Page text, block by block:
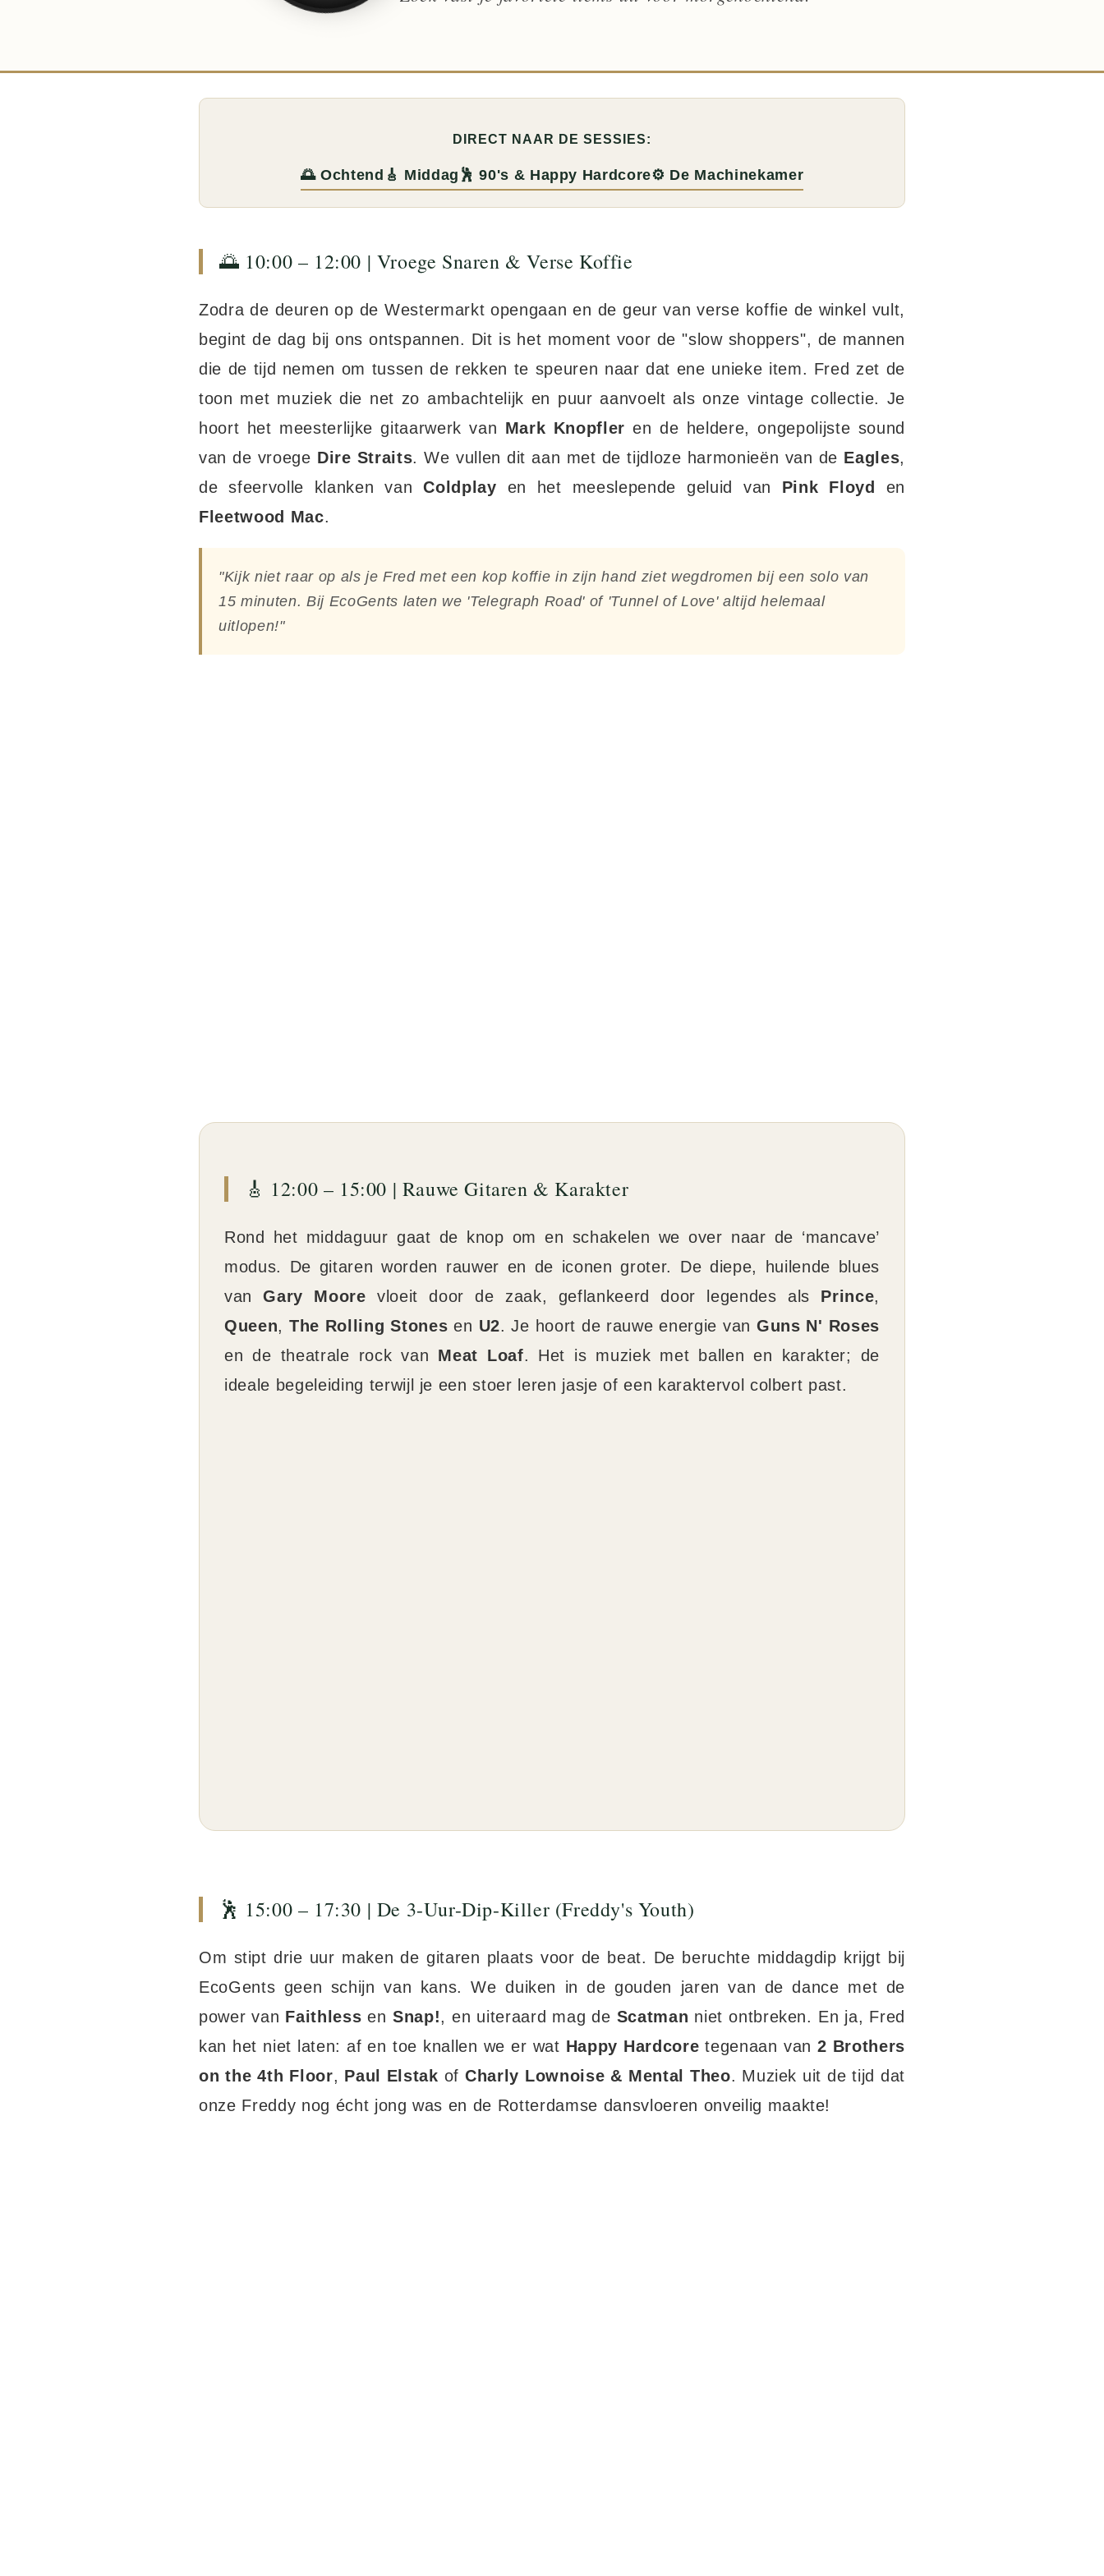
DIRECT NAAR DE SESSIES:
🌅 Ochtend 🎸 Middag 🕺 90's & Happy Hardcore⚙️ De Machinekamer
🌅 10:00 – 12:00 | Vroege Snaren & Verse Koffie
Zodra de deuren op de Westermarkt opengaan en de geur van verse koffie de winkel vult,
begint de dag bij ons ontspannen. Dit is het moment voor de "slow shoppers", de mannen
die de tijd nemen om tussen de rekken te speuren naar dat ene unieke item. Fred zet de
toon met muziek die net zo ambachtelijk en puur aanvoelt als onze vintage collectie. Je
hoort het meesterlijke gitaarwerk van Mark Knopfler en de heldere, ongepolijste sound
van de vroege Dire Straits. We vullen dit aan met de tijdloze harmonieën van de Eagles,
de sfeervolle klanken vanColdplay en het meeslepende geluid van Pink Floyd
en
Fleetwood Mac.
"Kijk niet raar op als je Fred met een kop koffie in zijn hand ziet wegdromen bij een solo van
15 minuten. Bij EcoGents laten we 'Telegraph Road' of 'Tunnel of Love' altijd helemaal
uitlopen!"
🎸 12:00 – 15:00 | Rauwe Gitaren & Karakter
Rond het middaguur gaat de knop om en schakelen we over naar de ‘mancave’
modus. De gitaren worden rauwer en de iconen groter. De diepe, huilende blues
vanGary Moore vloeit door de zaak, geflankeerd door legendes als Prince,
Queen, The Rolling Stones en U2. Je hoort de rauwe energie van Guns N' Roses
en de theatrale rock van Meat Loaf. Het is muziek met ballen en karakter; de
ideale begeleiding terwijl je een stoer leren jasje of een karaktervol colbert past.
🕺 15:00 – 17:30 | De 3-Uur-Dip-Killer (Freddy's Youth)
Om stipt drie uur maken de gitaren plaats voor de beat. De beruchte middagdip krijgt bij
EcoGents geen schijn van kans. We duiken in de gouden jaren van de dance met de
power van Faithless en Snap!, en uiteraard mag de Scatman niet ontbreken. En ja, Fred
kan het niet laten: af en toe knallen we er wat Happy Hardcore tegenaan van 2 Brothers
on the 4th Floor, Paul Elstak ofCharly Lownoise & Mental Theo. Muziek uit de tijd dat
onze Freddy nog écht jong was en de Rotterdamse dansvloeren onveilig maakte!